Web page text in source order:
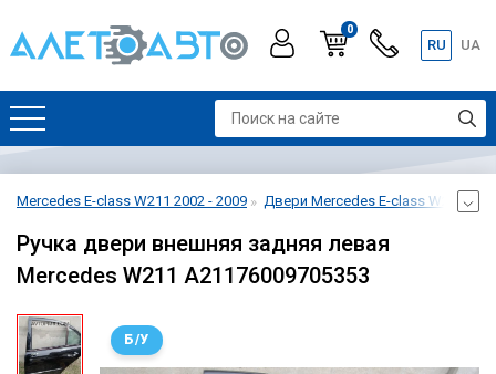
0
RU UA
Mercedes E-class W211 2002 - 2009 Двери Mercedes E-class W211
Ручка двери внешняя задняя левая
Mercedes W211 A21176009705353
Б/У